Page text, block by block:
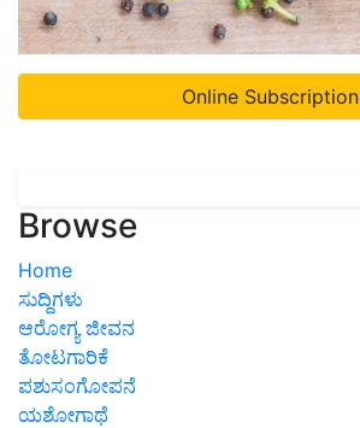
Online Subscription
Browse
Home
ಸುದ್ದಿಗಳು
ಆರೋಗ್ಯ ಜೀವನ
ತೋಟಗಾರಿಕೆ
ಪಶುಸಂಗೋಪನೆ
ಯಶೋಗಾಥೆ